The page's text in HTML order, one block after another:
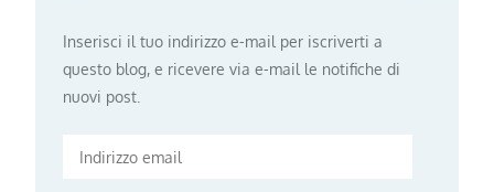
Inserisci il tuo indirizzo e-mail per iscriverti a
questo blog, e ricevere via e-mail le notifiche di
nuovi post.
Indirizzo